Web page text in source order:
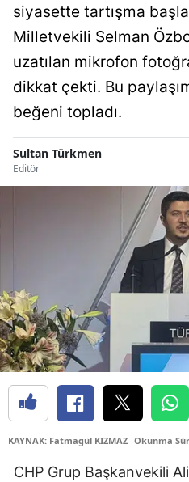
siyasette tartışma
Milletvekili Selman
uzatılan mikrofon
dikkat çekti. Bu
beğeni topladı.
Sultan Türkmen
Editör
KAYNAK: Fatmagül KIZMAZ Okunma
CHP Grup Başkanvekili Ali